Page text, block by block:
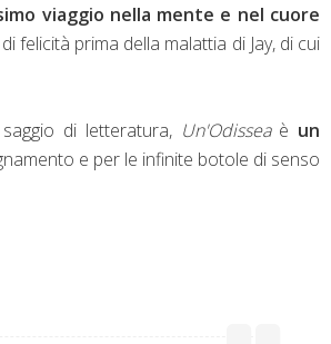
viaggio nella mente e nel cuore
prima della malattia di Jay, di cui
di letteratura, Un'Odisseaè un
e per le infinite botole di senso